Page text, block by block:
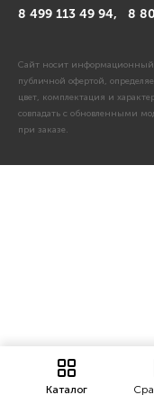
Каталог
8 499 113 49 94, 8
Сайт носит информационный
публичной офертой,
цвет, комплектация и
совпадать с обновленными
при заказе.